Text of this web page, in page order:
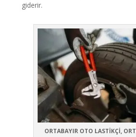
giderir.
ORTABAYIR OTO LASTİKÇİ,